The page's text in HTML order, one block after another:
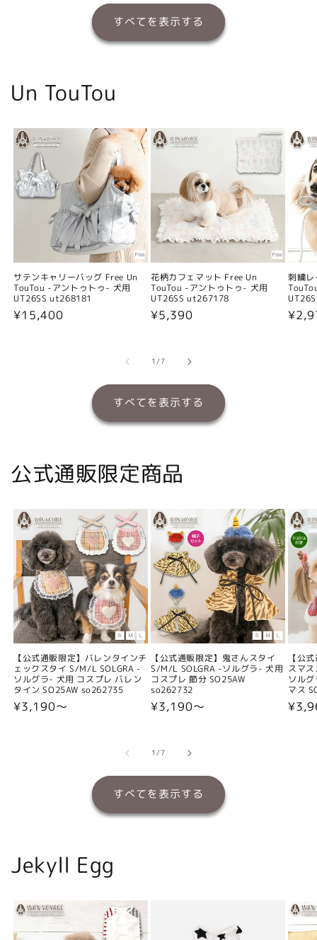
すべてを表示する
Un TouTou
サテンキャリーバッグ Free Un
TouTou -アントゥトゥ- 犬用
UT26SS ut268181
通
¥15,400
花柄カフェマット Free Un
TouTou -アントゥトゥ- 犬用
UT26SS ut267178
通
格
¥5,390
刺繍
通
1/の
7
すべてを表示する
公式通販限定商品
【公式通販限定】バレンタインチ
ェックスタイ S/M/L SOLGRA -
ソルグラ- 犬用 コスプレ バレン
タイン SO25AW so262735
通
¥3,190〜
【公式通販限定】鬼さんスタイ
S/M/L SOLGRA -ソルグラ- 犬用
コスプレ 節分 SO25AW
so262732
通
格
¥3,190〜
【公
スマ
ソル
マス
通
1/の
7
すべてを表示する
Jekyll Egg